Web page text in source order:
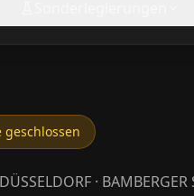
geschlossen
· BAMBERGER